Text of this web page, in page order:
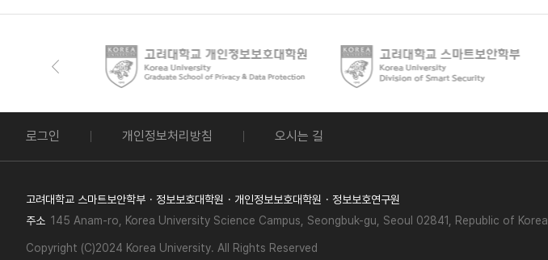
로그인 개인정보처리방침 오시는 길
고려대학교 스마트보안학부 정보보호대학원 개인정보보호대학원
정보보호연구원
주소 145 Anam-ro, Korea University Science Campus, Seongbuk-gu, Seoul 02841, Republic of Korea
Copyright (C)2024 Korea University. All Rights Reserved